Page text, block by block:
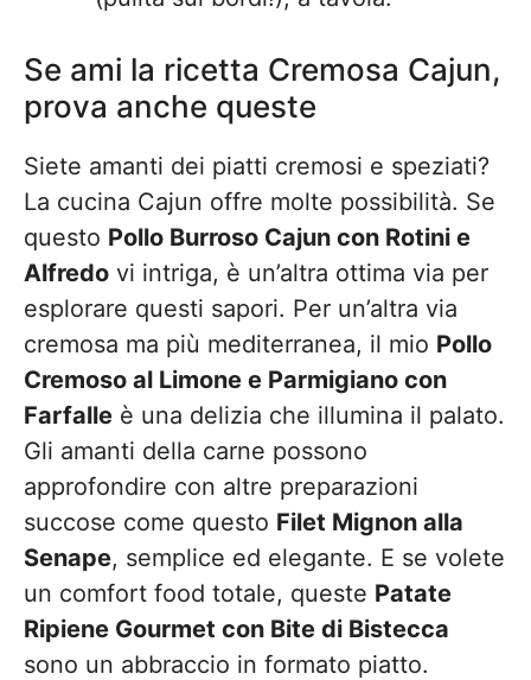
Se ami la ricetta Cremosa Cajun,
prova anche queste
Siete amanti dei piatti cremosi e speziati?
La cucina Cajun offre molte possibilità. Se
questo Pollo Burroso Cajun con Rotini e
Alfredo vi intriga, è un’altra ottima via per
esplorare questi sapori. Per un’altra via
cremosa ma più mediterranea, il mio Pollo
Cremoso al Limone e Parmigiano con
Farfalle è una delizia che illumina il palato.
Gli amanti della carne possono
approfondire con altre preparazioni
succose come questo Filet Mignon alla
Senape, semplice ed elegante. E se volete
un comfort food totale, queste Patate
Ripiene Gourmet con Bite di Bistecca
sono un abbraccio in formato piatto.